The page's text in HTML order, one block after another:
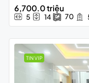
6,700.0 triệu
5 14 70
TIN VIP